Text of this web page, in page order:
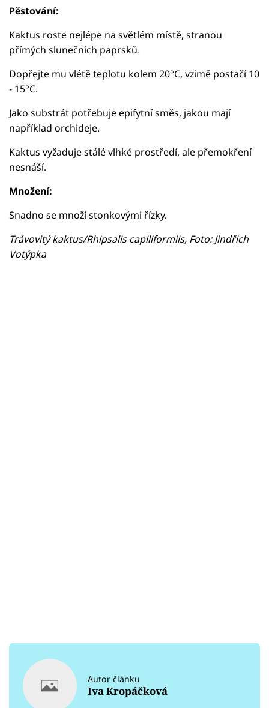
Pěstování:
Kaktus roste nejlépe na světlém místě, stranou
přímých slunečních paprsků.
Dopřejte mu vlétě teplotu kolem 20°C, vzimě postačí 10
- 15°C.
Jako substrát potřebuje epifytní směs, jakou mají
například orchideje.
Kaktus vyžaduje stálé vlhké prostředí, ale přemokření
nesnáší.
Množení:
Snadno se množí stonkovými řízky.
Trávovitý kaktus/Rhipsalis capiliformiis, Foto: Jindřich
Votýpka
Autor článku
Iva Kropáčková